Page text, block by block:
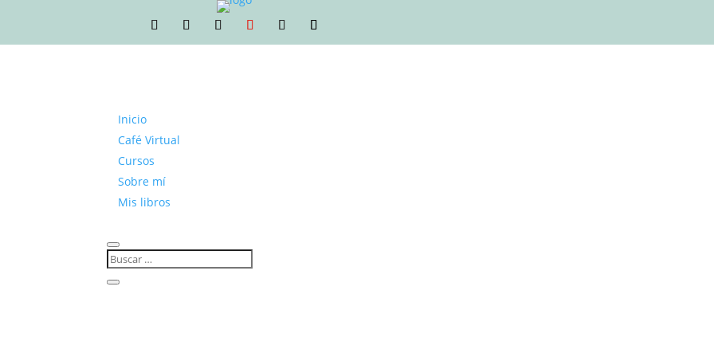
Inicio
Café Virtual
Cursos
Sobre mí
Mis libros